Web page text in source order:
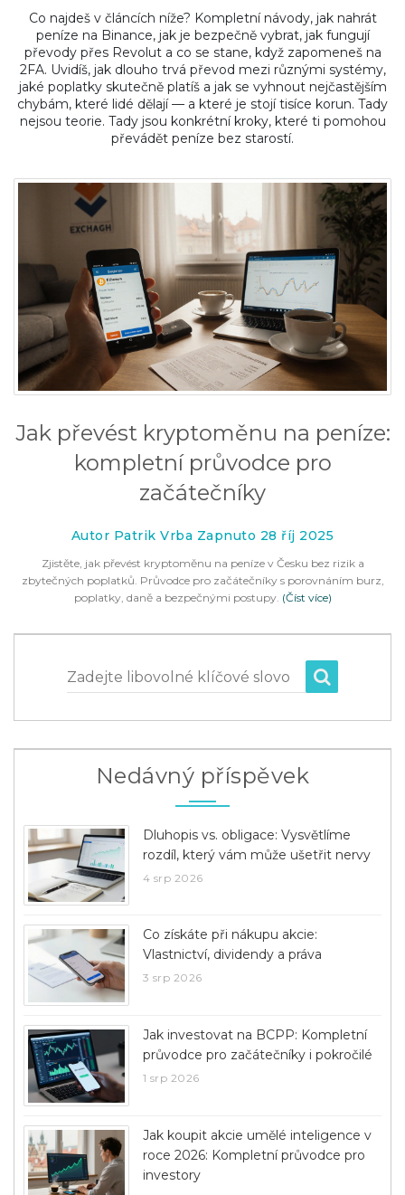
Co najdeš v článcích níže? Kompletní návody, jak nahrát
peníze na Binance, jak je bezpečně vybrat, jak fungují
převody přes Revolut a co se stane, když zapomeneš na
2FA. Uvidíš, jak dlouho trvá převod mezi různými systémy,
jaké poplatky skutečně platíš a jak se vyhnout nejčastějším
chybám, které lidé dělají — a které je stojí tisíce korun. Tady
nejsou teorie. Tady jsou konkrétní kroky, které ti pomohou
převádět peníze bez starostí.
Jak převést kryptoměnu na peníze:
kompletní průvodce pro
začátečníky
Autor Patrik Vrba Zapnuto 28 říj 2025
Zjistěte, jak převést kryptoměnu na peníze v Česku bez rizik a
zbytečných poplatků. Průvodce pro začátečníky s porovnáním burz,
poplatky, daně a bezpečnými postupy. (Číst více)
Zadejte libovolné klíčové slovo
Nedávný příspěvek
Dluhopis vs. obligace: Vysvětlíme
rozdíl, který vám může ušetřit nervy
4 srp 2026
Co získáte při nákupu akcie:
Vlastnictví, dividendy a práva
3 srp 2026
Jak investovat na BCPP: Kompletní
průvodce pro začátečníky i pokročilé
1 srp 2026
Jak koupit akcie umělé inteligence v
roce 2026: Kompletní průvodce pro
investory